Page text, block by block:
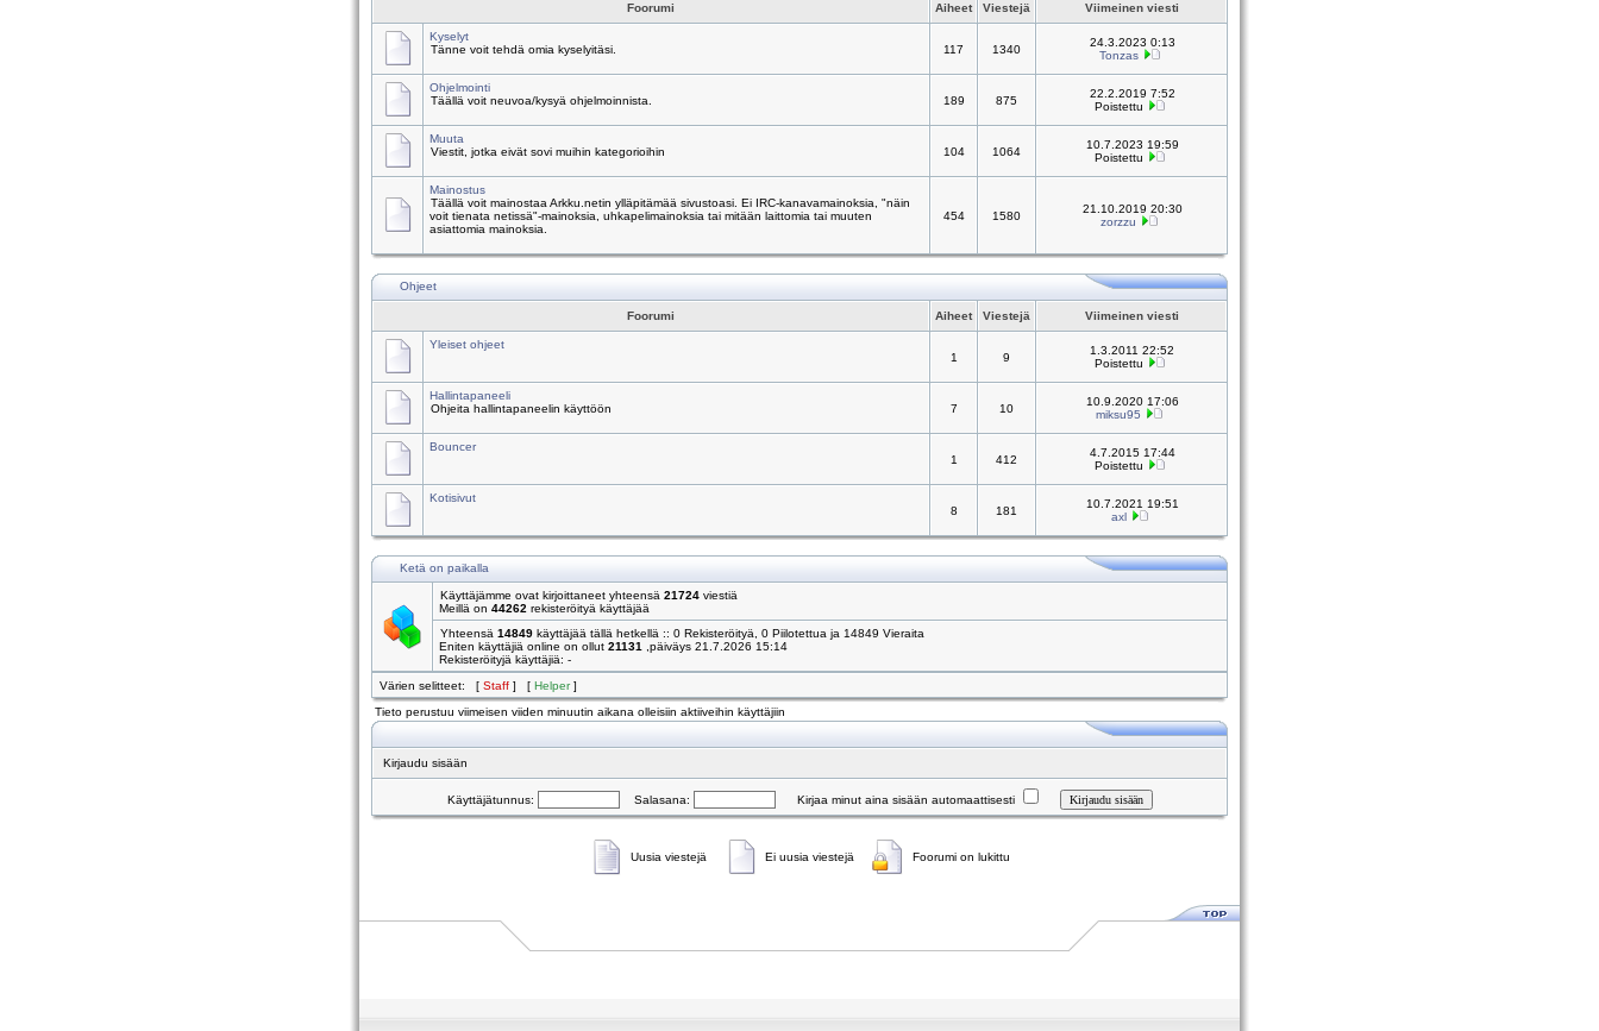
Foorumi Aiheet Viestejä Viimeinen viesti
Kyselyt
Tänne voit tehdä omia kyselyitäsi.
117 1340
24.3.2023 0:13
Tonzas
Ohjelmointi
Täällä voit neuvoa/kysyä ohjelmoinnista.
189 875
22.2.2019 7:52
Poistettu
Muuta
Viestit, jotka eivät sovi muihin kategorioihin
104 1064
10.7.2023 19:59
Poistettu
Mainostus
Täällä voit mainostaa Arkku.netin ylläpitämää sivustoasi. Ei IRC-kanavamainoksia, "näin
voit tienata netissä"-mainoksia, uhkapelimainoksia tai mitään laittomia tai muuten
asiattomia mainoksia.
454 1580
21.10.2019 20:30
zorzzu
Ohjeet
Foorumi Aiheet Viestejä Viimeinen viesti
Yleiset ohjeet
1
9
1.3.2011 22:52
Poistettu
Hallintapaneeli
Ohjeita hallintapaneelin käyttöön
7 10
10.9.2020 17:06
miksu95
Bouncer
1
412
4.7.2015 17:44
Poistettu
Kotisivut
8
181
10.7.2021 19:51
axl
Ketä on paikalla
Käyttäjämme ovat kirjoittaneet yhteensä 21724 viestiä
Meillä on 44262 rekisteröityä käyttäjää
Yhteensä 14849 käyttäjää tällä hetkellä :: 0 Rekisteröityä, 0 Piilotettua ja 14849 Vieraita
Eniten käyttäjiä online on ollut 21131
,päiväys 21.7.2026 15:14
Rekisteröityjä käyttäjiä: -
Värien selitteet: [ Staff ] [ Helper]
Tieto perustuu viimeisen viiden minuutin aikana olleisiin aktiiveihin käyttäjiin
Kirjaudu sisään
Käyttäjätunnus: Salasana: Kirjaa minut aina sisään automaattisesti
Uusia viestejä Ei uusia viestejä Foorumi on lukittu